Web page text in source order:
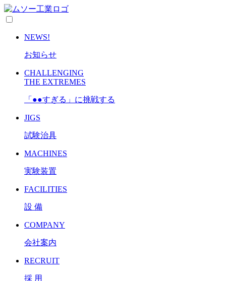
NEWS!
お知らせ
CHALLENGING
THE EXTREMES
「●●すぎる」に挑戦する
JIGS
試験治具
MACHINES
実験装置
FACILITIES
設 備
COMPANY
会社案内
RECRUIT
採 用